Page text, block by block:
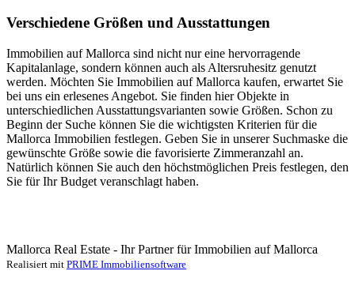
Verschiedene Größen und Ausstattungen
Immobilien auf Mallorca sind nicht nur eine hervorragende
Kapitalanlage, sondern können auch als Altersruhesitz genutzt
werden. Möchten Sie Immobilien auf Mallorca kaufen, erwartet Sie
bei uns ein erlesenes Angebot. Sie finden hier Objekte in
unterschiedlichen Ausstattungsvarianten sowie Größen. Schon zu
Beginn der Suche können Sie die wichtigsten Kriterien für die
Mallorca Immobilien festlegen. Geben Sie in unserer Suchmaske die
gewünschte Größe sowie die favorisierte Zimmeranzahl an.
Natürlich können Sie auch den höchstmöglichen Preis festlegen, den
Sie für Ihr Budget veranschlagt haben.
Mallorca Real Estate - Ihr Partner für Immobilien auf Mallorca
Realisiert mit PRIME Immobiliensoftware